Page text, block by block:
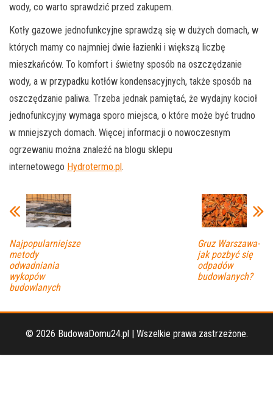
wody, co warto sprawdzić przed zakupem.
Kotły gazowe jednofunkcyjne sprawdzą się w dużych domach, w
których mamy co najmniej dwie łazienki i większą liczbę
mieszkańców. To komfort i świetny sposób na oszczędzanie
wody, a w przypadku kotłów kondensacyjnych, także sposób na
oszczędzanie paliwa. Trzeba jednak pamiętać, że wydajny kocioł
jednofunkcyjny wymaga sporo miejsca, o które może być trudno
w mniejszych domach. Więcej informacji o nowoczesnym
ogrzewaniu można znaleźć na blogu sklepu
internetowego Hydrotermo.pl.
Najpopularniejsze
metody
odwadniania
wykopów
budowlanych
Gruz Warszawa-
jak pozbyć się
odpadów
budowlanych?
© 2026 BudowaDomu24.pl | Wszelkie prawa zastrzeżone.